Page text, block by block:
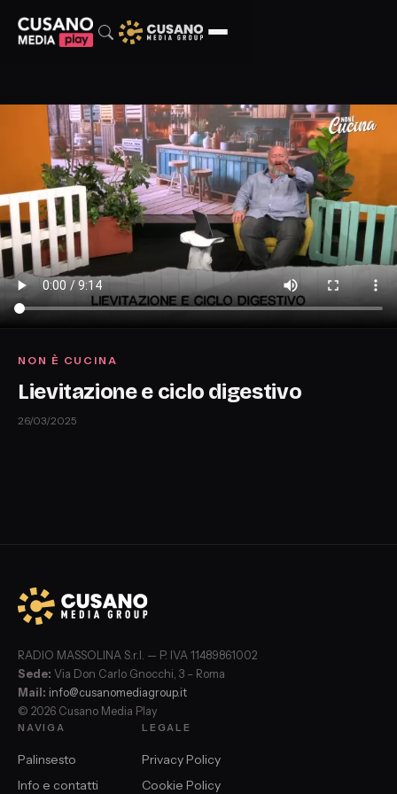
NON È CUCINA
Lievitazione e ciclo digestivo
26/03/2025
RADIO MASSOLINA S.r.l. — P. IVA 11489861002
Sede: Via Don Carlo Gnocchi, 3 – Roma
Mail: info@cusanomediagroup.it
© 2026 Cusano Media Play
NAVIGA
Palinsesto
Info e contatti
LEGALE
Privacy Policy
Cookie Policy